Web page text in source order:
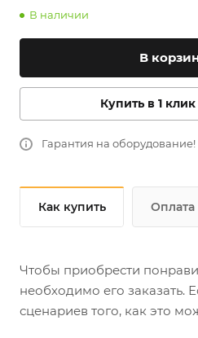
В наличии
В
Купить в 1 клик
Гарантия на оборудование!
Как купить Оплата
Чтобы приобрести
необходимо его заказать.
сценариев того, как это